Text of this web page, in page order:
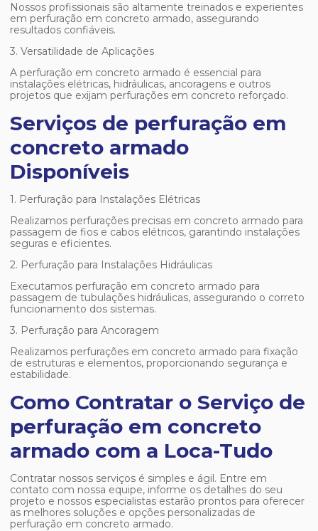
Nossos profissionais são altamente treinados e experientes
em perfuração em concreto armado, assegurando
resultados confiáveis.
3. Versatilidade de Aplicações
A perfuração em concreto armado é essencial para
instalações elétricas, hidráulicas, ancoragens e outros
projetos que exijam perfurações em concreto reforçado.
Serviços de perfuração em
concreto armado
Disponíveis
1. Perfuração para Instalações Elétricas
Realizamos perfurações precisas em concreto armado para
passagem de fios e cabos elétricos, garantindo instalações
seguras e eficientes.
2. Perfuração para Instalações Hidráulicas
Executamos perfuração em concreto armado para
passagem de tubulações hidráulicas, assegurando o correto
funcionamento dos sistemas.
3. Perfuração para Ancoragem
Realizamos perfurações em concreto armado para fixação
de estruturas e elementos, proporcionando segurança e
estabilidade.
Como Contratar o Serviço de
perfuração em concreto
armado com a Loca-Tudo
Contratar nossos serviços é simples e ágil. Entre em
contato com nossa equipe, informe os detalhes do seu
projeto e nossos especialistas estarão prontos para oferecer
as melhores soluções e opções personalizadas de
perfuração em concreto armado.